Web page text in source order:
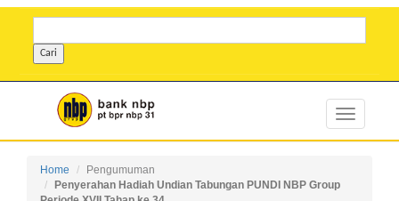
Home
Pengumuman
Penyerahan Hadiah Undian Tabungan PUNDI NBP Group